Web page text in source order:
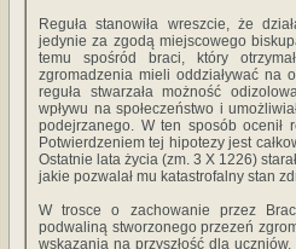
Reguła stanowiła wreszcie, że
jedynie za zgodą miejscowego
temu spośród braci, który
zgromadzenia mieli oddziaływać na
reguła stwarzała możność
wpływu na społeczeństwo i
podejrzanego. W ten sposób ocenił
Potwierdzeniem tej hipotezy jest
Ostatnie lata życia (zm. 3 X 1226)
jakie pozwalał mu katastrofalny stan
W trosce o zachowanie przez
podwaliną stworzonego przezeń
wskazania na przyszłość dla